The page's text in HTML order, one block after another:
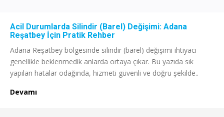
Acil Durumlarda Silindir (Barel) Değişimi: Adana
Reşatbey İçin Pratik Rehber
Adana Reşatbey bölgesinde silindir (barel) değişimi ihtiyacı
genellikle beklenmedik anlarda ortaya çıkar. Bu yazıda sık
yapılan hatalar odağında, hizmeti güvenli ve doğru şekilde..
Devamı